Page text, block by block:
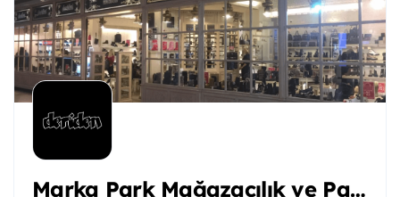
Marka Park Mağazacılık ve Paz A.ş.